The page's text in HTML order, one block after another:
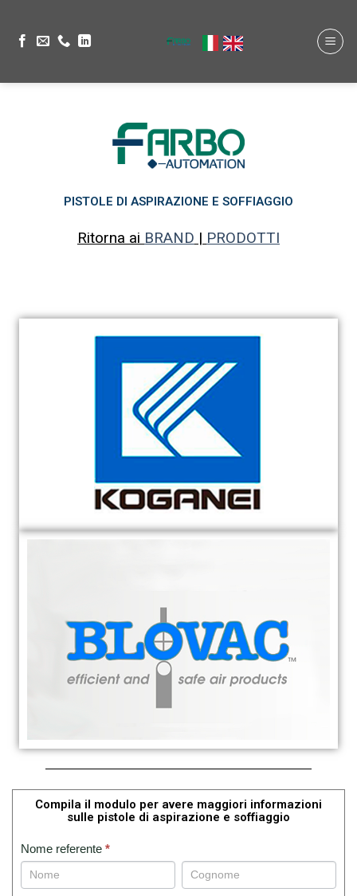
PISTOLE DI ASPIRAZIONE E SOFFIAGGIO
Ritorna ai BRAND | PRODOTTI
Compila il modulo per avere maggiori informazioni
sulle pistole di aspirazione e soffiaggio
RICHIESTA
PER
PISTOLE
Nome referente *
Nome
referente
Nome
referente